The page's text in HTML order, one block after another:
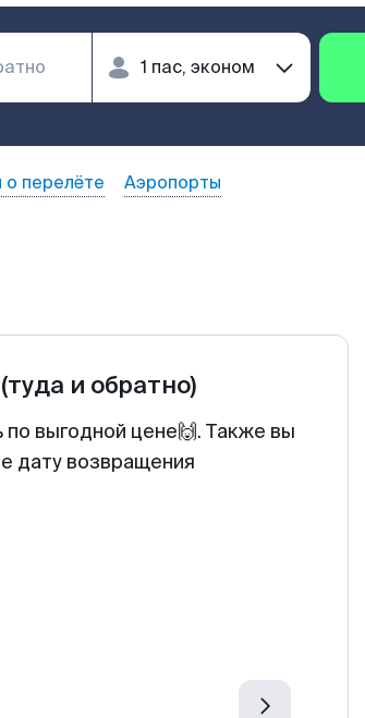
перелёте Аэропорты
(туда и обратно)
выгодной цене🙌. Также вы
дату возвращения